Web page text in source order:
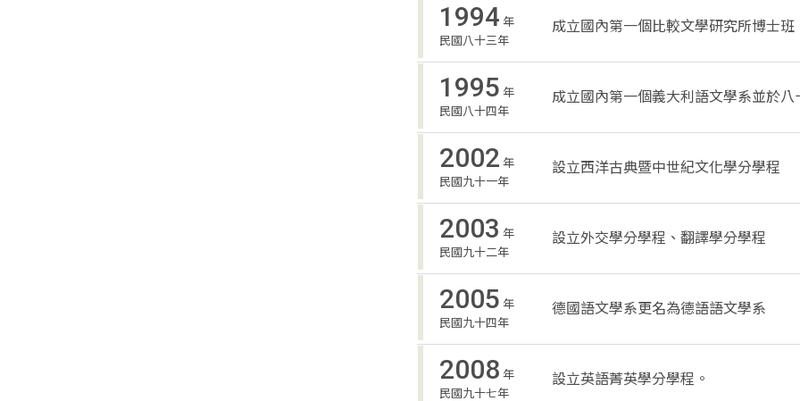
1994 年
民國八十三年
成立國內第一個比較文學研究所博士班
1995 年
民國八十四年
成立國內第一個義大利語文學系並於
2002 年
民國九十一年
設立西洋古典暨中世紀文化學分學程
2003 年
民國九十二年
設立外交學分學程、翻譯學分學程
2005 年
民國九十四年
德國語文學系更名為德語語文學系
2008 年
民國九十七年
設立英語菁英學分學程。